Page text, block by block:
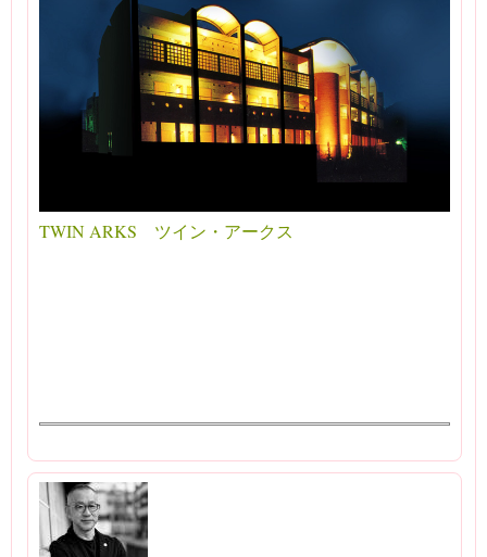
TWIN ARKS ツイン・アークス